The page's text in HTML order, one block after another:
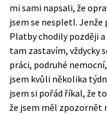
mi sami napsali, že
jsem se nespletl.
Platby chodily později a
tam zastavím, vždycky
práci, podruhé
jsem kvůli několika
jsem si pořád říkal, že
že jsem měl zpozornět